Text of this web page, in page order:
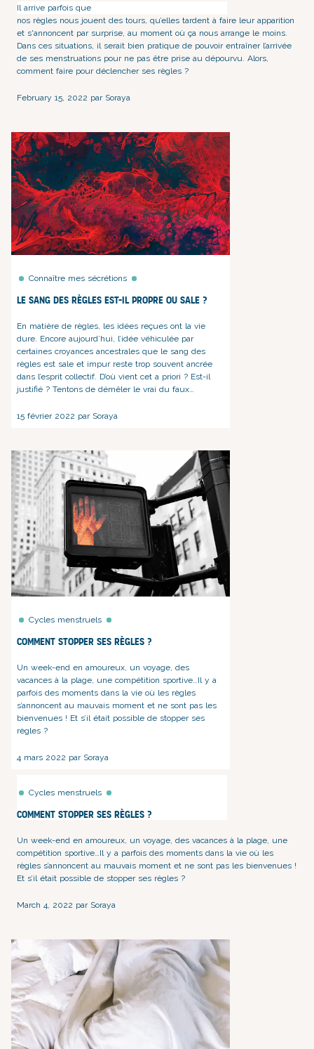
Il arrive parfois que
nos règles nous jouent des tours, qu’elles tardent à faire leur apparition
et s'annoncent par surprise, au moment où ça nous arrange le moins.
Dans ces situations, il serait bien pratique de pouvoir entraîner l’arrivée
de ses menstruations pour ne pas être prise au dépourvu. Alors,
comment faire pour déclencher ses règles ?
February 15, 2022 par Soraya
Connaître mes sécrétions
Le sang des règles est-il propre ou sale ?
En matière de règles, les idées reçues ont la vie
dure. Encore aujourd’hui, l’idée véhiculée par
certaines croyances ancestrales que le sang des
règles est sale et impur reste trop souvent ancrée
dans l’esprit collectif. D’où vient cet a priori ? Est-il
justifié ? Tentons de démêler le vrai du faux…
15 février 2022 par Soraya
Cycles menstruels
Comment stopper ses règles ?
Un week-end en amoureux, un voyage, des
vacances à la plage, une compétition sportive…Il y a
parfois des moments dans la vie où les règles
s’annoncent au mauvais moment et ne sont pas les
bienvenues ! Et s’il était possible de stopper ses
règles ?
4 mars 2022 par Soraya
Cycles menstruels
Comment stopper ses règles ?
Un week-end en amoureux, un voyage, des vacances à la plage, une
compétition sportive…Il y a parfois des moments dans la vie où les
règles s’annoncent au mauvais moment et ne sont pas les bienvenues !
Et s’il était possible de stopper ses règles ?
March 4, 2022 par Soraya